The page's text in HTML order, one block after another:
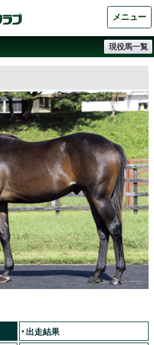
メニュー
現役馬一覧
出走結果